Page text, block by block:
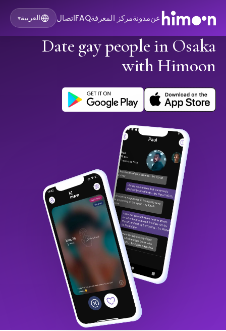
عنمدونةمركز المعرفةFAQاتصال العربية▾
Date gay people in Osaka
with Himoon